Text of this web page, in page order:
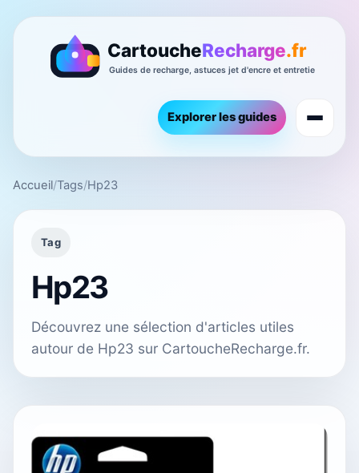
Explorer les guides
Accueil/Tags/Hp23
Tag
Hp23
Découvrez une sélection d'articles utiles
autour de Hp23 sur CartoucheRecharge.fr.